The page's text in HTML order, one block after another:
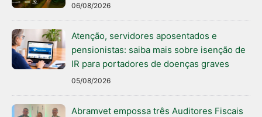
06/08/2026
Atenção, servidores aposentados e
pensionistas: saiba mais sobre isenção de
IR para portadores de doenças graves
05/08/2026
Abramvet empossa três Auditores Fiscais